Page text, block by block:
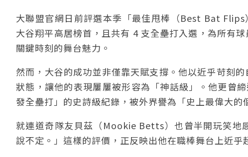
大聯盟官網日前評選本季「最佳甩棒（Best Bat
大谷翔平高居榜首，且共有 4 支全壘打入選，為所有
關鍵時刻的舞台魅力。
然而，大谷的成功並非僅靠天賦支撐。他以近乎苛刻
狀態，讓他的表現屢屢被形容為「神話級」。他更曾
發全壘打」的史詩級紀錄，被外界譽為「史上最偉大的
就連道奇隊友貝茲（Mookie Betts）也曾半開玩笑地
說不定。」這樣的評價，正反映出他在職棒舞台上近乎